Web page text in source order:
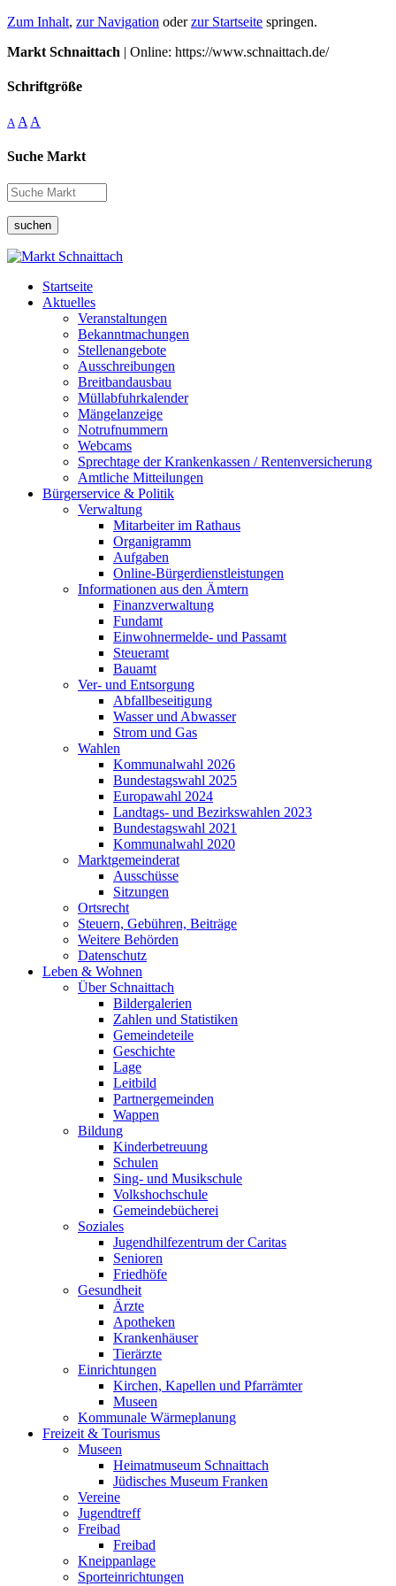
Zum Inhalt, zur Navigation oderzur Startseite springen.
Markt Schnaittach | Online: https://www.schnaittach.de/
Schriftgröße
A A A
Suche Markt
suchen
Startseite
Aktuelles
Veranstaltungen
Bekanntmachungen
Stellenangebote
Ausschreibungen
Breitbandausbau
Müllabfuhrkalender
Mängelanzeige
Notrufnummern
Webcams
Sprechtage der Krankenkassen / Rentenversicherung
Amtliche Mitteilungen
Bürgerservice & Politik
Verwaltung
Mitarbeiter im Rathaus
Organigramm
Aufgaben
Online-Bürgerdienstleistungen
Informationen aus den Ämtern
Finanzverwaltung
Fundamt
Einwohnermelde- und Passamt
Steueramt
Bauamt
Ver- und Entsorgung
Abfallbeseitigung
Wasser und Abwasser
Strom und Gas
Wahlen
Kommunalwahl 2026
Bundestagswahl 2025
Europawahl 2024
Landtags- und Bezirkswahlen 2023
Bundestagswahl 2021
Kommunalwahl 2020
Marktgemeinderat
Ausschüsse
Sitzungen
Ortsrecht
Steuern, Gebühren, Beiträge
Weitere Behörden
Datenschutz
Leben & Wohnen
Über Schnaittach
Bildergalerien
Zahlen und Statistiken
Gemeindeteile
Geschichte
Lage
Leitbild
Partnergemeinden
Wappen
Bildung
Kinderbetreuung
Schulen
Sing- und Musikschule
Volkshochschule
Gemeindebücherei
Soziales
Jugendhilfezentrum der Caritas
Senioren
Friedhöfe
Gesundheit
Ärzte
Apotheken
Krankenhäuser
Tierärzte
Einrichtungen
Kirchen, Kapellen und Pfarrämter
Museen
Kommunale Wärmeplanung
Freizeit & Tourismus
Museen
Heimatmuseum Schnaittach
Jüdisches Museum Franken
Vereine
Jugendtreff
Freibad
Freibad
Kneippanlage
Sporteinrichtungen